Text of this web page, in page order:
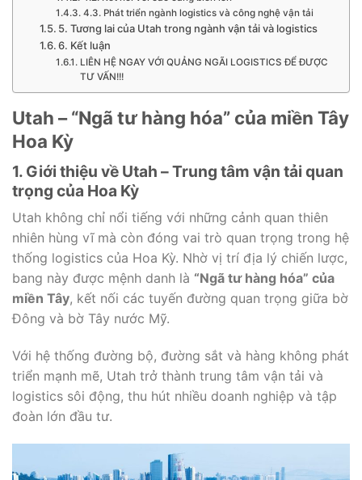
4.3. Phát triển ngành logistics và công nghệ vận tải
5. Tương lai của Utah trong ngành vận tải và logistics
6. Kết luận
LIÊN HỆ NGAY VỚI QUẢNG NGÃI LOGISTICS ĐỂ ĐƯỢC
TƯ VẤN!!!
Utah – “Ngã tư hàng hóa” của miền Tây
Hoa Kỳ
1. Giới thiệu về Utah – Trung tâm vận tải quan
trọng của Hoa Kỳ
Utah không chỉ nổi tiếng với những cảnh quan thiên
nhiên hùng vĩ mà còn đóng vai trò quan trọng trong hệ
thống logistics của Hoa Kỳ. Nhờ vị trí địa lý chiến lược,
bang này được mệnh danh là “Ngã tư hàng hóa” của
miền Tây, kết nối các tuyến đường quan trọng giữa bờ
Đông và bờ Tây nước Mỹ.
Với hệ thống đường bộ, đường sắt và hàng không phát
triển mạnh mẽ, Utah trở thành trung tâm vận tải và
logistics sôi động, thu hút nhiều doanh nghiệp và tập
đoàn lớn đầu tư.